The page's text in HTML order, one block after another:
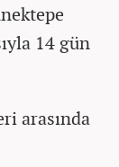
14 gün
arasında